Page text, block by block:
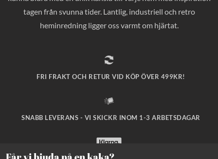
tagen från svunna tider. Lantlig, industriell och retro
heminredning ligger oss varmt om hjärtat.
FRI FRAKT OCH RETUR VID KÖP ÖVER 499KR!
SNABB LEVERANS - VI SKICKR INOM 1-3 ARBETSDAGAR